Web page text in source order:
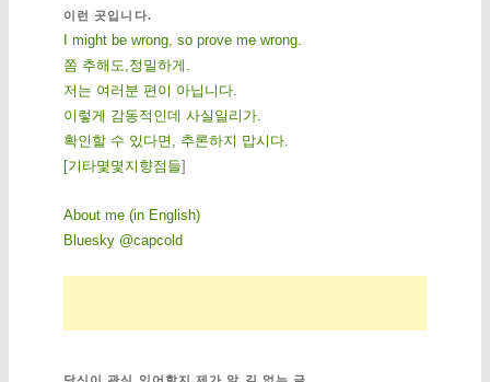
이런 곳입니다.
I might be wrong, so prove me wrong.
쫌 추해도,정밀하게.
저는 여러분 편이 아닙니다.
이렇게 감동적인데 사실일리가.
확인할 수 있다면, 추론하지 맙시다.
[기 타몇 몇 지 향점 들]
About me (in English)
Bluesky @capcold